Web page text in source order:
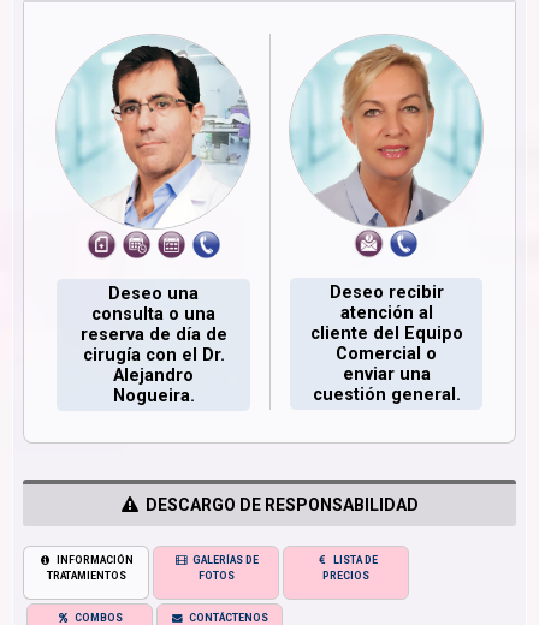
Deseo una
consulta o una
reserva de día de
cirugía con el Dr.
Alejandro
Nogueira.
Deseo recibir
atención al
cliente del Equipo
Comercial o
enviar una
cuestión general.
DESCARGO DE RESPONSABILIDAD
INFORMACIÓN
TRATAMIENTOS
GALERÍAS DE
FOTOS
LISTA DE
PRECIOS
COMBOS
CONTÁCTENOS